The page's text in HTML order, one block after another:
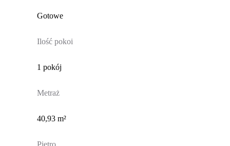
Gotowe
Ilość pokoi
1 pokój
Metraż
40,93 m²
Piętro